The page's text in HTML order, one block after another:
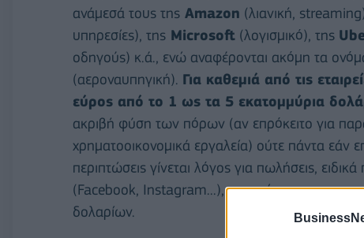
ανάμεσά τους της Amazon (λιανική,
υπηρεσίες), της Microsoft (λογισμικό), της
οδηγούς) κ.ά., ενώ αναφέρονται ακόμη τα
(αεροναυπηγική). Για καθεμιά από τις
εύρος από το 1 ως τα 5 εκατομμύρια
ακριβή φύση των πόρων (αν επρόκειτο για
χρηματοοικονομικά εργαλεία) ούτε πάντα εάν
περιπτώσεις γίνεται λόγος για πωλήσεις,
(Facebook, Instagram...), με αντίτιμα που
δολαρίων.